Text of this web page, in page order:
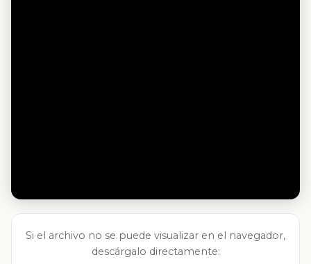
Si el archivo no se puede visualizar en el navegador,
descárgalo directamente: